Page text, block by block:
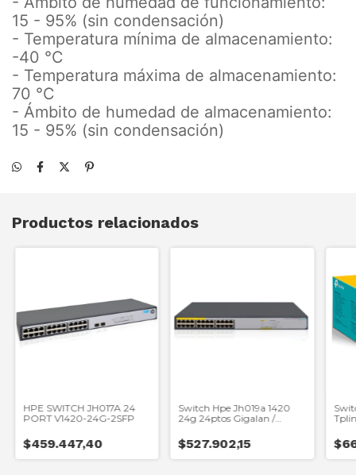
15 - 95% (sin condensación)
- Temperatura mínima de almacenamiento:
-40 °C
- Temperatura máxima de almacenamiento:
70 °C
- Ámbito de humedad de almacenamiento:
15 - 95% (sin condensación)
Productos relacionados
HPE SWITCH JH017A 24
PORT V1420-24G-2SFP
$459.447,40
Switch Hpe Jh019a 1420
24g 24ptos Gigalan /
$527.902,15